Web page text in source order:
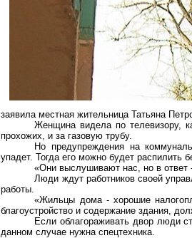
заявила местная жительница Татьяна
Женщина видела по телевизору,
прохожих, и за газовую трубу.
Но предупреждения на
упадет. Тогда его можно будет распилить
«Они выслушивают нас, но в ответ
Люди ждут работников своей
работы.
«Жильцы дома - хорошие
благоустройство и содержание здания,
Если облагораживать двор люди
данном случае нужна спецтехника.